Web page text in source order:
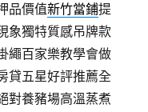
品價值新竹當鋪提
象獨特質感吊牌款
繩百家樂教學會做
貸五星好評推薦全
對養豬場高溫蒸煮